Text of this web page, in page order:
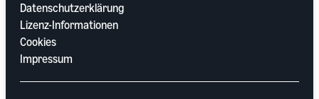
Datenschutzerklärung
Lizenz-Informationen
Cookies
Impressum